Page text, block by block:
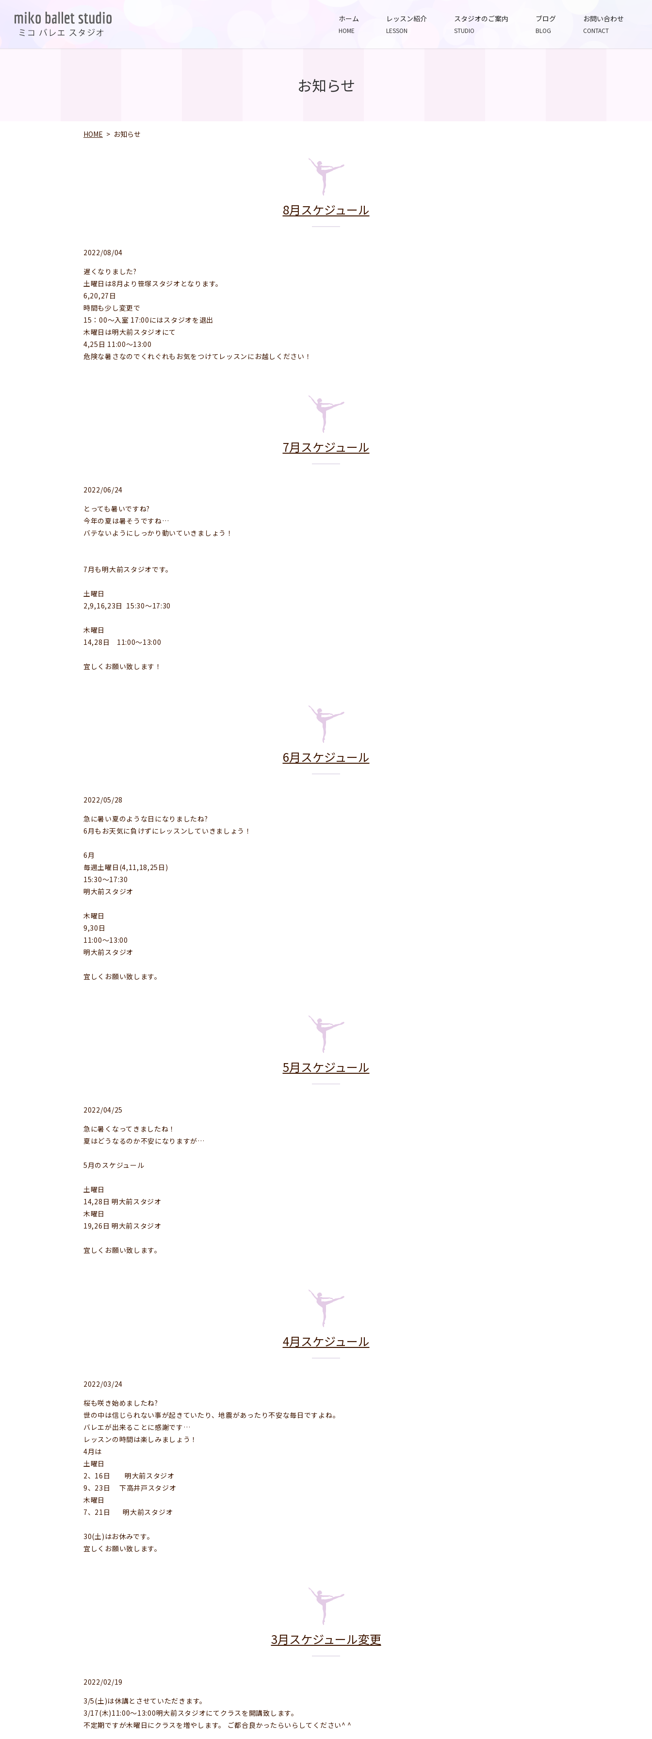
ホーム
HOME
レッスン紹介
LESSON
スタジオのご案内
STUDIO
ブログ
BLOG
お問い合わせ
CONTACT
お知らせ
HOME お知らせ
8月スケジュール
2022/08/04
遅くなりました?
土曜日は8月より笹塚スタジオとなります。
6,20,27日
時間も少し変更で
15：00〜入室 17:00にはスタジオを退出
木曜日は明大前スタジオにて
4,25日 11:00〜13:00
危険な暑さなのでくれぐれもお気をつけてレッスンにお越しください！
7月スケジュール
2022/06/24
とっても暑いですね?
今年の夏は暑そうですね…
バテないようにしっかり動いていきましょう！
7月も明大前スタジオです。
土曜日
2,9,16,23日 15:30〜17:30
木曜日
14,28日 11:00〜13:00
宜しくお願い致します！
6月スケジュール
2022/05/28
急に暑い夏のような日になりましたね?
6月もお天気に負けずにレッスンしていきましょう！
6月
毎週土曜日(4,11,18,25日)
15:30〜17:30
明大前スタジオ
木曜日
9,30日
11:00〜13:00
明大前スタジオ
宜しくお願い致します。
5月スケジュール
2022/04/25
急に暑くなってきましたね！
夏はどうなるのか不安になりますが…
5月のスケジュール
土曜日
14,28日 明大前スタジオ
木曜日
19,26日 明大前スタジオ
宜しくお願い致します。
4月スケジュール
2022/03/24
桜も咲き始めましたね?
世の中は信じられない事が起きていたり、地震があったり不安な毎日ですよね。
バレエが出来ることに感謝です…
レッスンの時間は楽しみましょう！
4月は
土曜日
2、16日 明大前スタジオ
9、23日 下高井戸スタジオ
木曜日
7、21日 明大前スタジオ
30(土)はお休みです。
宜しくお願い致します。
3月スケジュール変更
2022/02/19
3/5(土)は休講とさせていただきます。
3/17(木)11:00〜13:00明大前スタジオにてクラスを開講致します。
不定期ですが木曜日にクラスを増やします。 ご都合良かったらいらしてください^ ^